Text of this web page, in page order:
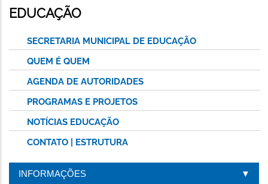
ESTA
PÁGINA
EDUCAÇÃO
SECRETARIA MUNICIPAL DE EDUCAÇÃO
QUEM É QUEM
AGENDA DE AUTORIDADES
PROGRAMAS E PROJETOS
NOTÍCIAS EDUCAÇÃO
CONTATO | ESTRUTURA
INFORMAÇÕES